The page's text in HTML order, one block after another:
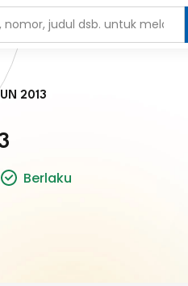
2013
Berlaku